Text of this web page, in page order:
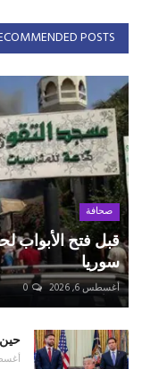
POSTS
صحافة
قبل فتح الأبواب
سوريا
أغسطس 6, 2026 0
أغسطس